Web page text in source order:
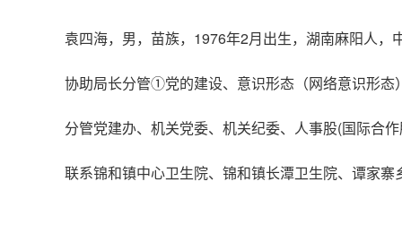
袁四海，男，苗族，1976年2月出生，湖南麻阳人
协助局长分管①党的建设、意识形态（网络意识形
分管党建办、机关党委、机关纪委、人事股(国际合
联系锦和镇中心卫生院、锦和镇长潭卫生院、谭家